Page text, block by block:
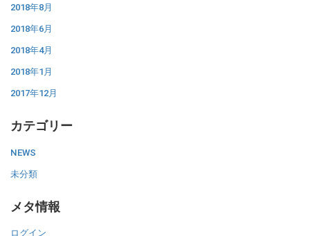
2018年8月
2018年6月
2018年4月
2018年1月
2017年12月
カテゴリー
NEWS
未分類
メタ情報
ログイン